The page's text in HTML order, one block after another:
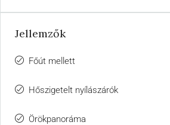
Jellemzők
Főút mellett
Hőszigetelt nyílászárók
Örökpanoráma